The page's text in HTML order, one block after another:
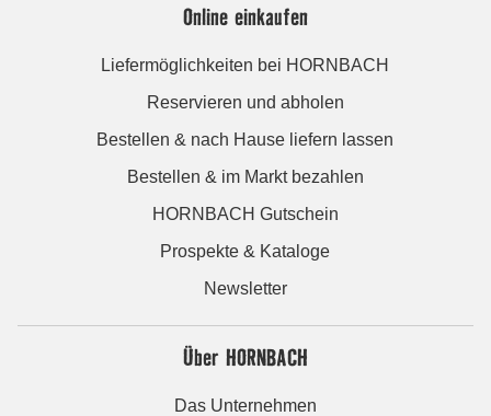
Online einkaufen
Liefermöglichkeiten bei HORNBACH
Reservieren und abholen
Bestellen & nach Hause liefern lassen
Bestellen & im Markt bezahlen
HORNBACH Gutschein
Prospekte & Kataloge
Newsletter
Über HORNBACH
Das Unternehmen